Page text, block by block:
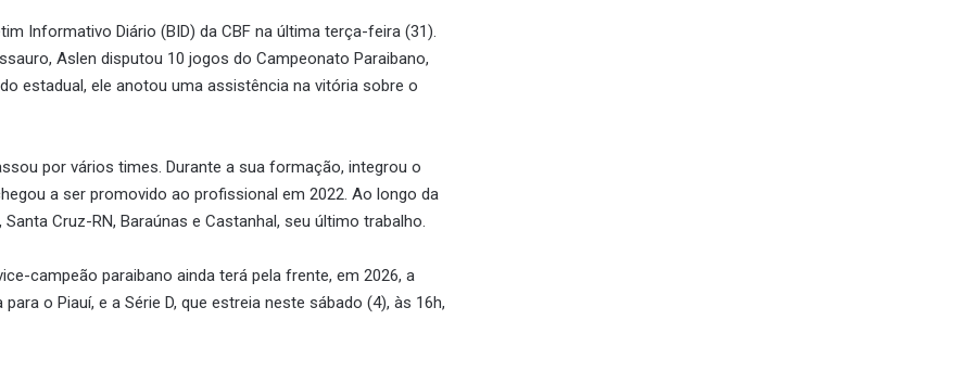
Informativo Diário (BID) da CBF na última terça-feira (31).
Aslen disputou 10 jogos do Campeonato Paraibano,
estadual, ele anotou uma assistência na vitória sobre o
por vários times. Durante a sua formação, integrou o
a ser promovido ao profissional em 2022. Ao longo da
Cruz-RN, Baraúnas e Castanhal, seu último trabalho.
campeão paraibano ainda terá pela frente, em 2026, a
o Piauí, e a Série D, que estreia neste sábado (4), às 16h,